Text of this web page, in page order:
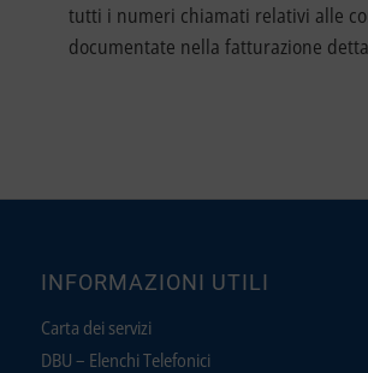
tutti i numeri chiamati relativi alle
documentate nella fatturazione
INFORMAZIONI UTILI
Carta dei servizi
DBU – Elenchi Telefonici